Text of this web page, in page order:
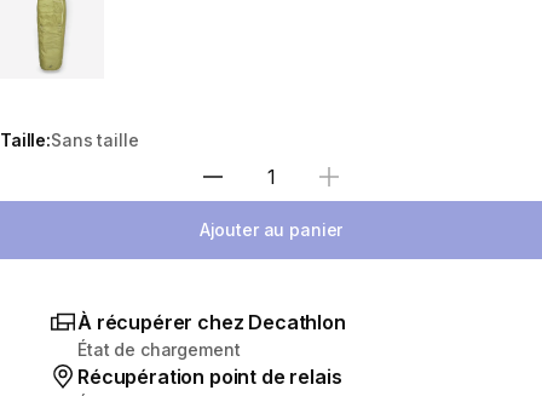
Taille:Sans taille
Sélectionnez la quantité
Ajouter au panier
À récupérer chez Decathlon
État de chargement
Récupération point de relais